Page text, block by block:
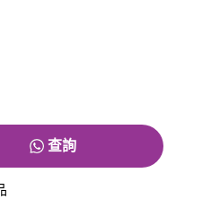
查詢